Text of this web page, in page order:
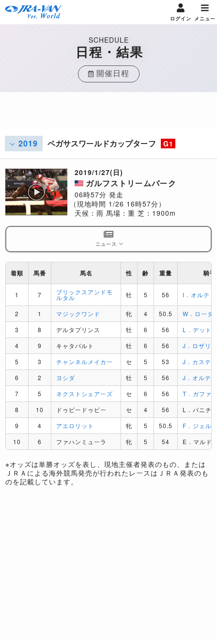
ログイン メニュー
SCHEDULE
日程・結果
開催日程
2019 ペガサスワールドカップターフ G1
2019/1/27(日)
ガルフストリームパーク
06時57分 発走
（現地時間 1/26 16時57分）
天候：雨 馬場：重 芝：1900m
ニュース
着順 馬番 馬名 性 齢 重量 騎手
1 7 ブリックスアンドモ
ルタル 牡 5 56 I．オルテ
2 1 マジックワンド 牝 4 50.5
W．ローダ
3
8 デルタプリンス 牡 6 56
L．デット
4
9 キャタパルト 牡 6 56
J．ロザリ
5
3 チャンネルメイカー セ 5 53
J．カステ
6
2 ヨシダ 牡 5 56
J．オルテ
7
5 ネクストシェアーズ セ 6 56
T．ガファ
8
10 ドゥビードゥビー セ 4 56
L．パニチ
9
4 アエロリット 牝 5 50.5
F．ジェル
10
6 ファハンミューラ 牝 5 54 E．マルド
※オッズは単勝オッズを表し、現地主催者発表のもの、または
ＪＲＡによる海外競馬発売が行われたレースはＪＲＡ発表のも
のを記載しています。